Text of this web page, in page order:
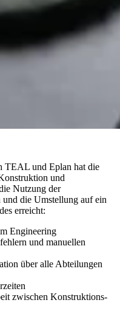
TEAL und Eplan hat die
und
Nutzung der
die Umstellung auf ein
erreicht:
Engineering
und manuellen
über alle Abteilungen
zwischen Konstruktions-